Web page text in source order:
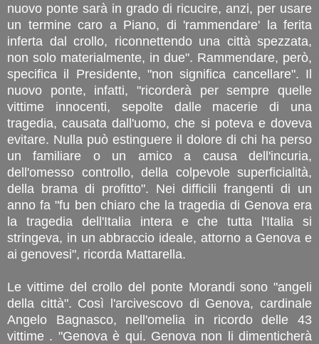
nuovo ponte sarà in grado di ricucire, anzi, per usare
un termine caro a Piano, di 'rammendare' la ferita
inferta dal crollo, riconnettendo una città spezzata,
non solo materialmente, in due". Rammendare, però,
specifica il Presidente, "non significa cancellare". Il
nuovo ponte, infatti, "ricorderà per sempre quelle
vittime innocenti, sepolte dalle macerie di una
tragedia, causata dall'uomo, che si poteva e doveva
evitare. Nulla può estinguere il dolore di chi ha perso
un familiare o un amico a causa dell'incuria,
dell'omesso controllo, della colpevole superficialità,
della brama di profitto". Nei difficili frangenti di un
anno fa "fu ben chiaro che la tragedia di Genova era
la tragedia dell'Italia intera e che tutta l'Italia si
stringeva, in un abbraccio ideale, attorno a Genova e
ai genovesi", ricorda Mattarella.
Le vittime del crollo del ponte Morandi sono "angeli
della città". Così l'arcivescovo di Genova, cardinale
Angelo Bagnasco, nell'omelia in ricordo delle 43
vittime . "Genova è qui. Genova non li dimenticherà